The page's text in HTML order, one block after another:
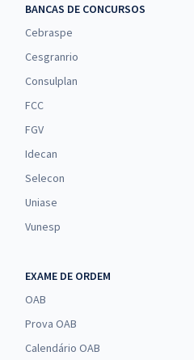
BANCAS DE CONCURSOS
Cebraspe
Cesgranrio
Consulplan
FCC
FGV
Idecan
Selecon
Uniase
Vunesp
EXAME DE ORDEM
OAB
Prova OAB
Calendário OAB